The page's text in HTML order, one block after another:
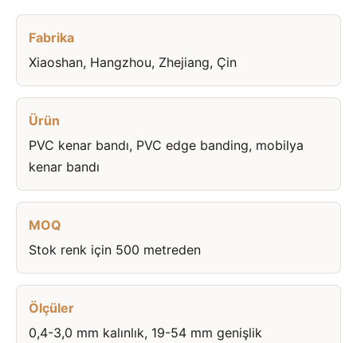
Fabrika
Xiaoshan, Hangzhou, Zhejiang, Çin
Ürün
PVC kenar bandı, PVC edge banding, mobilya
kenar bandı
MOQ
Stok renk için 500 metreden
Ölçüler
0,4-3,0 mm kalınlık, 19-54 mm genişlik